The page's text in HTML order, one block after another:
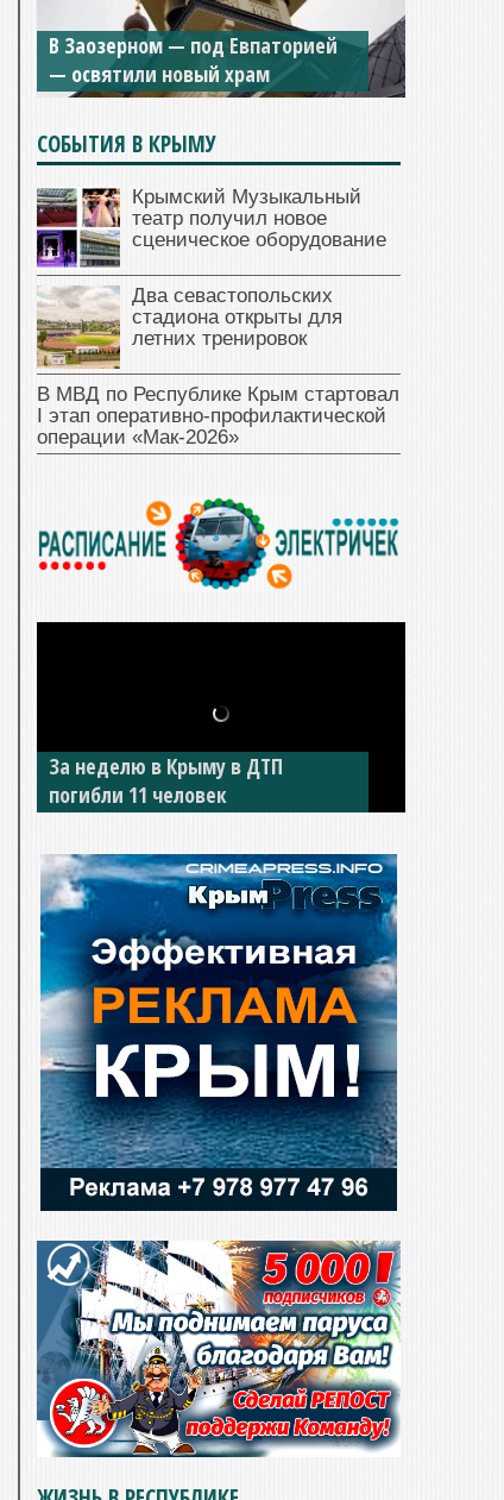
В Заозерном — под Евпаторией
— освятили новый храм
СОБЫТИЯ В КРЫМУ
Крымский Музыкальный
театр получил новое
сценическое оборудование
Два севастопольских
стадиона открыты для
летних тренировок
В МВД по Республике Крым стартовал
I этап оперативно‑профилактической
операции «Мак‑2026»
За неделю в Крыму в ДТП
погибли 11 человек